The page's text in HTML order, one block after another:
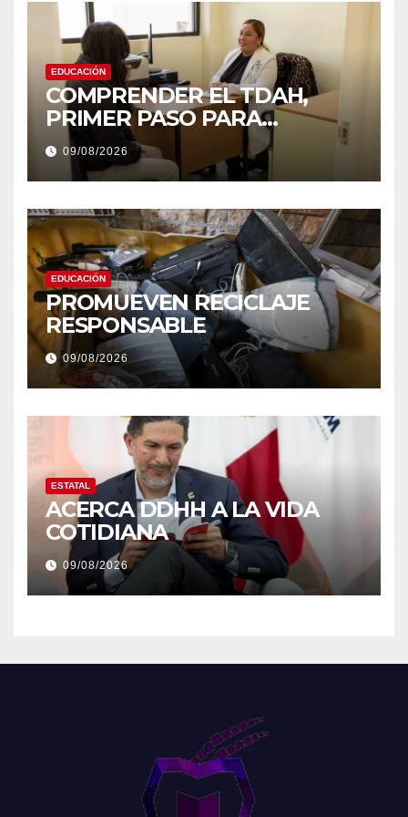
EDUCACIÓN
COMPRENDER EL TDAH,
PRIMER PASO PARA
DERRIBAR ESTIGMAS
09/08/2026
EDUCACIÓN
PROMUEVEN RECICLAJE
RESPONSABLE
09/08/2026
ESTATAL
ACERCA DDHH A LA VIDA
COTIDIANA
09/08/2026